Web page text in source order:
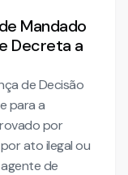
Mandado
Decreta a
de Decisão
para a
por
ato ilegal ou
de